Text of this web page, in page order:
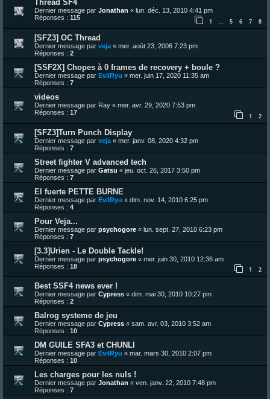
Thread SF4
Dernier message par Jonathan « lun. déc. 13, 2010 4:41 pm
Réponses : 115 1 5 6 7 8
[SFZ3] OC Thread
Dernier message par veja « mer. août 23, 2006 7:23 pm
Réponses : 2
[SSF2X] Chopes à 0 frames de recovery + boule ?
Dernier message par EvilRyu « mer. juin 17, 2020 11:35 am
Réponses : 7
videos
Dernier message par Ray « mer. avr. 29, 2020 7:53 pm
Réponses : 17 1 2
[SFZ3]Turn Punch Display
Dernier message par veja « mer. janv. 08, 2020 4:32 pm
Réponses : 7
Street fighter V advanced tech
Dernier message par Gatsu « jeu. oct. 26, 2017 3:50 pm
Réponses : 7
El fuerte PETTE BURNE
Dernier message par EvilRyu « dim. nov. 14, 2010 6:25 pm
Réponses : 4
Pour Veja...
Dernier message par psychogore « lun. sept. 27, 2010 6:23 pm
Réponses : 7
[3.3]Urien - Le Double Tackle!
Dernier message par psychogore « mer. juin 30, 2010 12:36 am
Réponses : 18 1 2
Best SSF4 news ever !
Dernier message par Cypress « dim. mai 30, 2010 10:27 pm
Réponses : 2
Balrog systeme de jeu
Dernier message par Cypress « sam. avr. 03, 2010 3:52 am
Réponses : 10
DM GUILE SFA3 et CHUNLI
Dernier message par EvilRyu « mar. mars 30, 2010 2:07 pm
Réponses : 10
Les charges pour les nuls !
Dernier message par Jonathan « ven. janv. 22, 2010 7:48 pm
Réponses : 7